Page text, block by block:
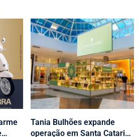
Tania Bulhões expande
operação em Santa Catarina